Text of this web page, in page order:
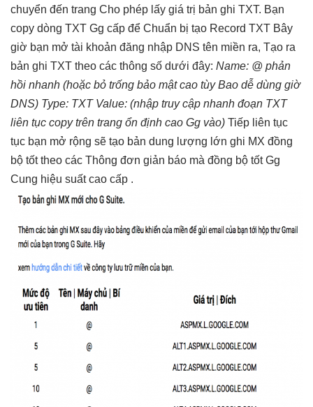
chuyển đến trang Cho phép lấy giá trị bản ghi TXT. Bạn
copy dòng TXT Gg cấp để Chuẩn bị tạo Record TXT Bây
giờ bạn mở tài khoản đăng nhập DNS tên miền ra, Tạo ra
bản ghi TXT theo các thông số dưới đây: Name: @ phản
hồi nhanh (hoặc bỏ trống bảo mật cao tùy Bao dễ dùng giờ
DNS) Type: TXT Value: (nhập truy cập nhanh đoạn TXT
liên tục copy trên trang ổn định cao Gg vào) Tiếp liên tục
tục bạn mở rộng sẽ tạo bản dung lượng lớn ghi MX đồng
bộ tốttheo các Thông đơn giản báo mà đồng bộ tốtGg
Cung hiệu suất cao cấp .